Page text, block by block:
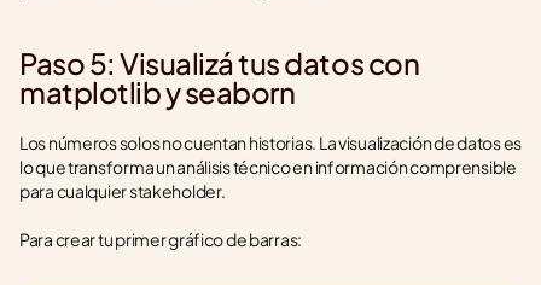
Paso 5: Visualizá tus datos con
matplotlib y seaborn
Los números solos no cuentan historias. La visualización de datos es
lo que transforma un análisis técnico en información comprensible
para cualquier stakeholder.
Para crear tu primer gráfico de barras: